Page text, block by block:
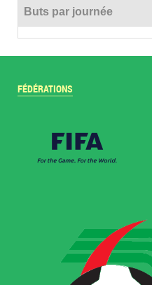
Buts par journée
FÉDÉRATIONS